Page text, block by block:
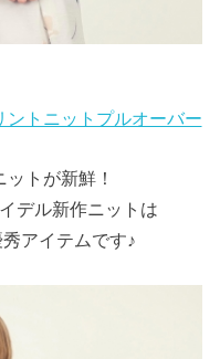
ントニットプルオーバー
トが新鮮！
デル新作ニットは
アイテムです♪